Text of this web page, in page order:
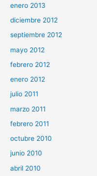
enero 2013
diciembre 2012
septiembre 2012
mayo 2012
febrero 2012
enero 2012
julio 2011
marzo 2011
febrero 2011
octubre 2010
junio 2010
abril 2010